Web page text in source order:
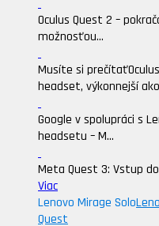
Oculus Quest 2 –
možnosťou...
Musíte si prečítať
headset, výkonnejší ako
Google v spolupráci s
headsetu – M...
Meta Quest 3: Vstup
Viac
Lenovo Mirage Solo
Quest